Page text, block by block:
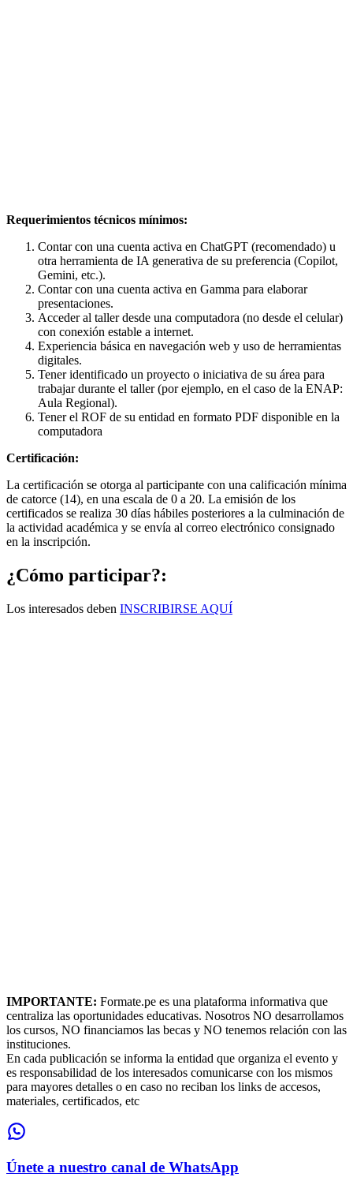
Requerimientos técnicos mínimos:
Contar con una cuenta activa en ChatGPT (recomendado) u
otra herramienta de IA generativa de su preferencia (Copilot,
Gemini, etc.).
Contar con una cuenta activa en Gamma para elaborar
presentaciones.
Acceder al taller desde una computadora (no desde el celular)
con conexión estable a internet.
Experiencia básica en navegación web y uso de herramientas
digitales.
Tener identificado un proyecto o iniciativa de su área para
trabajar durante el taller (por ejemplo, en el caso de la ENAP:
Aula Regional).
Tener el ROF de su entidad en formato PDF disponible en la
computadora
Certificación:
La certificación se otorga al participante con una calificación mínima
de catorce (14), en una escala de 0 a 20. La emisión de los
certificados se realiza 30 días hábiles posteriores a la culminación de
la actividad académica y se envía al correo electrónico consignado
en la inscripción.
¿Cómo participar?:
Los interesados deben INSCRIBIRSE AQUÍ
IMPORTANTE: Formate.pe es una plataforma informativa que
centraliza las oportunidades educativas. Nosotros NO desarrollamos
los cursos, NO financiamos las becas y NO tenemos relación con las
instituciones.
En cada publicación se informa la entidad que organiza el evento y
es responsabilidad de los interesados comunicarse con los mismos
para mayores detalles o en caso no reciban los links de accesos,
materiales, certificados, etc
Únete a nuestro canal de WhatsApp